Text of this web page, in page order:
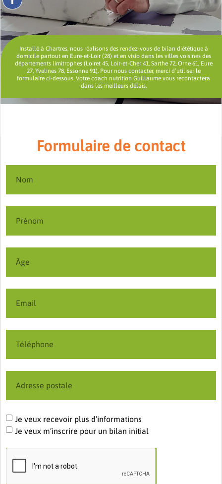
Installé à Chartres, nous réalisons des rendez-vous de bilan diététique à
domicile partout en Eure-et-Loir (28) et en visio dans les villes voisines des
départements limitrophes (Loiret 45, Loir-et-Cher 41, Sarthe 72, Orne 61, Eure
27, Yvelines 78, Essonne 91). Pour nous contacter, merci d’utiliser le
formulaire ci-dessous. Votre coach nutrition Guillaume vous recontactera
dans les meilleurs délais.
Formulaire de contact
Je veux recevoir plus d’informations
Je veux m’inscrire pour un bilan initial